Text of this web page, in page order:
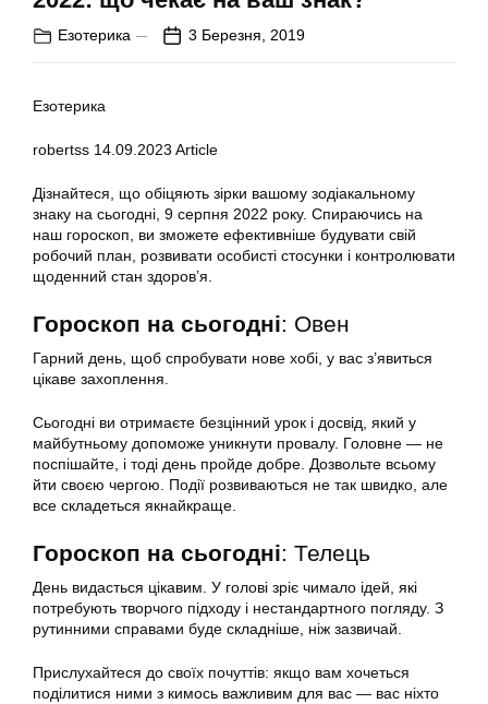
Езотерика 3 Березня, 2019
Езотерика
robertss 14.09.2023 Article
Дізнайтеся, що обіцяють зірки вашому зодіакальному
знаку на сьогодні, 9 серпня 2022 року. Спираючись на
наш гороскоп, ви зможете ефективніше будувати свій
робочий план, розвивати особисті стосунки і контролювати
щоденний стан здоров’я.
Гороскоп на сьогодні: Овен
Гарний день, щоб спробувати нове хобі, у вас з’явиться
цікаве захоплення.
Сьогодні ви отримаєте безцінний урок і досвід, який у
майбутньому допоможе уникнути провалу. Головне — не
поспішайте, і тоді день пройде добре. Дозвольте всьому
йти своєю чергою. Події розвиваються не так швидко, але
все складеться якнайкраще.
Гороскоп на сьогодні: Телець
День видасться цікавим. У голові зріє чимало ідей, які
потребують творчого підходу і нестандартного погляду. З
рутинними справами буде складніше, ніж зазвичай.
Прислухайтеся до своїх почуттів: якщо вам хочеться
поділитися ними з кимось важливим для вас — вас ніхто